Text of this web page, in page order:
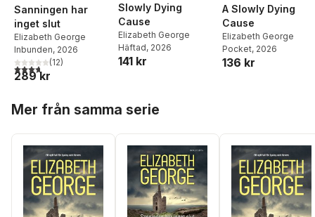
Sanningen har
inget slut
Elizabeth George
Inbunden, 2026
3,7utav 5 stjärnor. Totalt antal röster:
(12)
289 kr
Slowly Dying
Cause
Elizabeth George
Häftad, 2026
141 kr
A Slowly Dying
Cause
Elizabeth George
Pocket, 2026
136 kr
Mer från samma serie